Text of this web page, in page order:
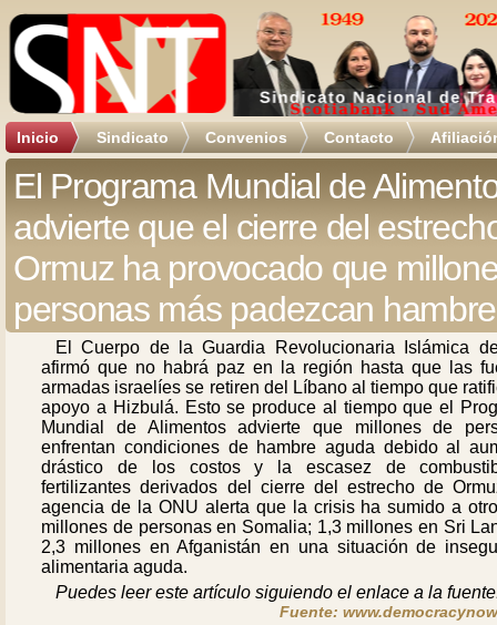
Inicio Sindicato Convenios Contacto
El Programa Mundial de
advierte que el cierre del
Ormuz ha provocado que
personas más padezcan hambre
El Cuerpo de la Guardia Revolucionaria Islámica
afirmó que no habrá paz en la región hasta que las
armadas israelíes se retiren del Líbano al tiempo que
apoyo a Hizbulá. Esto se produce al tiempo que el
Mundial de Alimentos advierte que millones de
enfrentan condiciones de hambre aguda debido al
drástico de los costos y la escasez de
fertilizantes derivados del cierre del estrecho de
agencia de la ONU alerta que la crisis ha sumido a
millones de personas en Somalia; 1,3 millones en Sri
2,3 millones en Afganistán en una situación de
alimentaria aguda.
Puedes leer este artículo siguiendo el enlace a la
Fuente: